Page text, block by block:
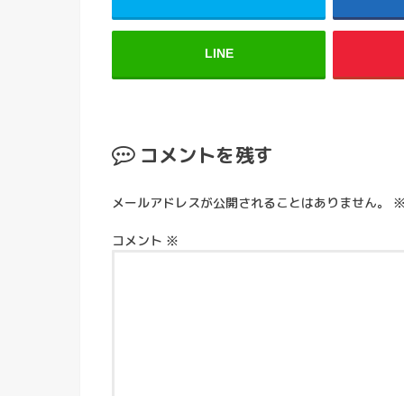
LINE
コメントを残す
メールアドレスが公開されることはありません。
コメント ※